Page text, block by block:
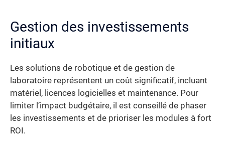
Gestion des investissements
initiaux
Les solutions de robotique et de gestion de
laboratoire représentent un coût significatif, incluant
matériel, licences logicielles et maintenance. Pour
limiter l’impact budgétaire, il est conseillé de phaser
les investissements et de prioriser les modules à fort
ROI.